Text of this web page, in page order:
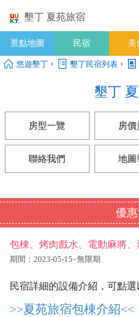
墾丁 夏苑旅宿
景點地圖 民宿 美
悠遊墾丁 › 墾丁民宿列表 ›
墾丁
房型一覽 房價
聯絡我們 地圖
優
包棟、烤肉戲水、電動麻將、
期間：2023-05-15~無限期
民宿詳細的設備介紹，可點
>>夏苑旅宿包棟介紹<<